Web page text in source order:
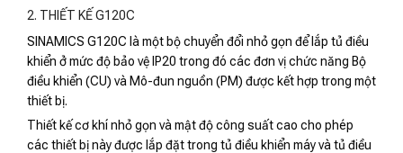
2. THIẾT KẾ G120C
SINAMICS G120C là một bộ chuyển đổi nhỏ gọn để lắp tủ điều
khiển ở mức độ bảo vệ IP20 trong đó các đơn vị chức năng Bộ
điều khiển (CU) và Mô-đun nguồn (PM) được kết hợp trong một
thiết bị.
Thiết kế cơ khí nhỏ gọn và mật độ công suất cao cho phép
các thiết bị này được lắp đặt trong tủ điều khiển máy và tủ điều